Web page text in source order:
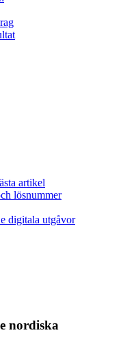
artikel
lösnummer
digitala utgåvor
nordiska